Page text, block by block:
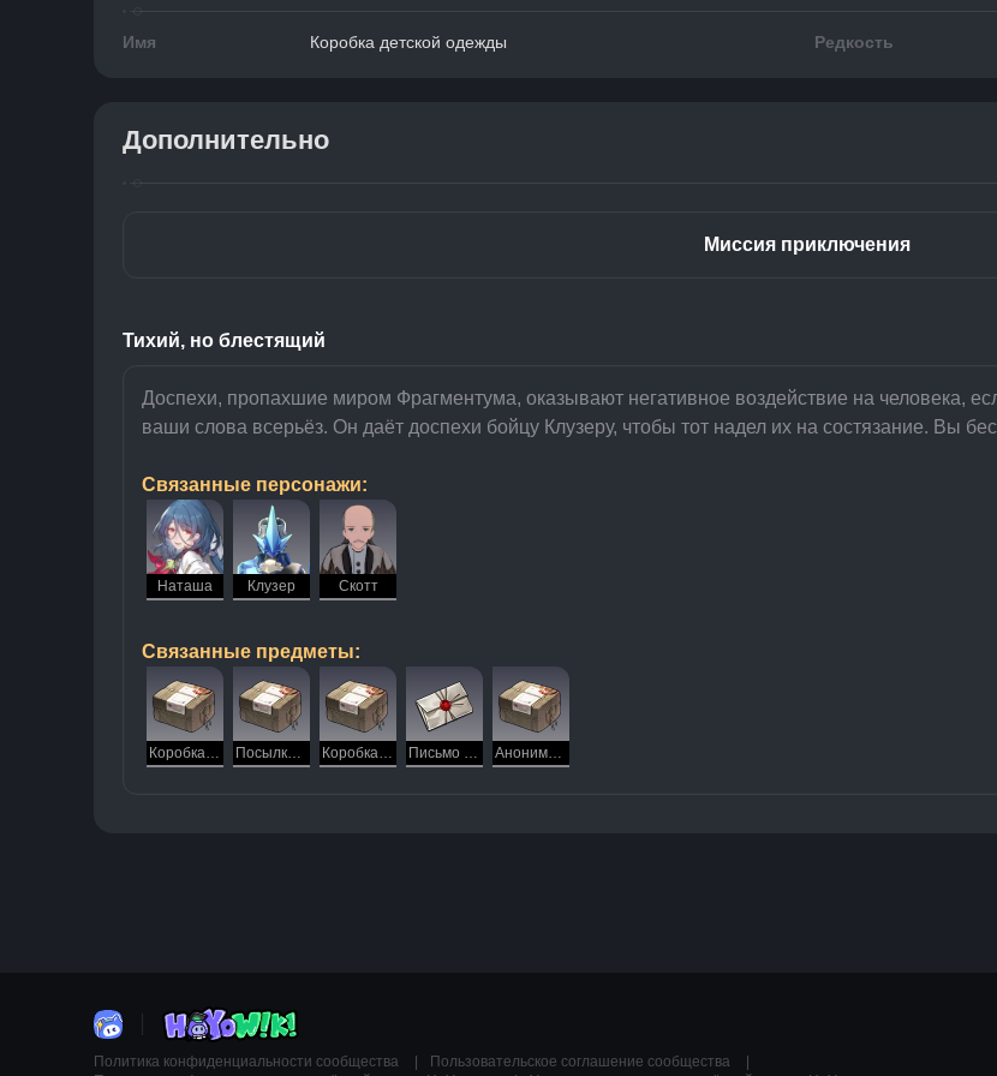
Имя Коробка детской одежды Редкость
Дополнительно
Миссия приключения
Тихий, но блестящий
Доспехи, пропахшие миром Фрагментума, оказывают негативное воздействие на человека,
ваши слова всерьёз. Он даёт доспехи бойцу Клузеру, чтобы тот надел их на состязание. Вы
Связанные персонажи:
Наташа Клузер Скотт
Связанные предметы:
Коробка детской одежды Посылка с сухим молоком Коробка детских книг Письмо Клузера Анонимная посылка
Политика конфиденциальности сообщества
Пользовательское соглашение сообщества